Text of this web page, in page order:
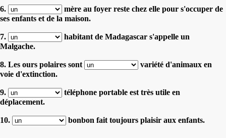
6.
mère au foyer reste chez elle pour s'occuper de
ses enfants et de la maison.
7.
habitant de Madagascar s'appelle un
Malgache.
8. Les ours polaires sont
variété d'animaux en
voie d'extinction.
9.
téléphone portable est très utile en
déplacement.
10. bonbon fait toujours plaisir aux enfants.